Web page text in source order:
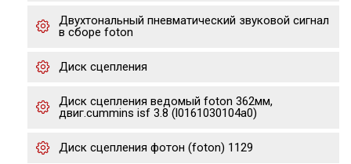
Двухтональный пневматический звуковой сигнал
в сборе foton
Диск сцепления
Диск сцепления ведомый foton 362мм,
двиг.cummins isf 3.8 (l0161030104a0)
Диск сцепления фотон (foton) 1129